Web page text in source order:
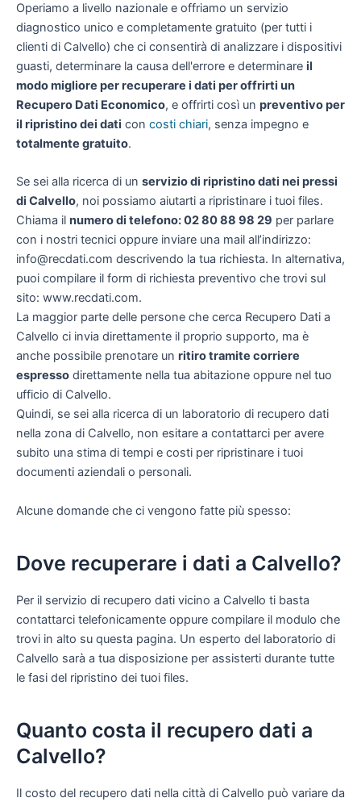
Operiamo a livello nazionale e offriamo un servizio
diagnostico unico e completamente gratuito (per tutti i
clienti di Calvello) che ci consentirà di analizzare i dispositivi
guasti, determinare la causa dell'errore e determinare il
modo migliore per recuperare i dati per offrirti un
Recupero Dati Economico, e offrirti così un preventivo per
il ripristino dei dati con costi chiari, senza impegno e
totalmente gratuito.
Se sei alla ricerca di un servizio di ripristino dati nei pressi
di Calvello, noi possiamo aiutarti a ripristinare i tuoi files.
Chiama il numero di telefono: 02 80 88 98 29 per parlare
con i nostri tecnici oppure inviare una mail all’indirizzo:
info@recdati.com descrivendo la tua richiesta. In alternativa,
puoi compilare il form di richiesta preventivo che trovi sul
sito: www.recdati.com.
La maggior parte delle persone che cerca Recupero Dati a
Calvello ci invia direttamente il proprio supporto, ma è
anche possibile prenotare un ritiro tramite corriere
espresso direttamente nella tua abitazione oppure nel tuo
ufficio di Calvello.
Quindi, se sei alla ricerca di un laboratorio di recupero dati
nella zona di Calvello, non esitare a contattarci per avere
subito una stima di tempi e costi per ripristinare i tuoi
documenti aziendali o personali.
Alcune domande che ci vengono fatte più spesso:
Dove recuperare i dati a Calvello?
Per il servizio di recupero dati vicino a Calvello ti basta
contattarci telefonicamente oppure compilare il modulo che
trovi in alto su questa pagina. Un esperto del laboratorio di
Calvello sarà a tua disposizione per assisterti durante tutte
le fasi del ripristino dei tuoi files.
Quanto costa il recupero dati a
Calvello?
Il costo del recupero dati nella città di Calvello può variare da